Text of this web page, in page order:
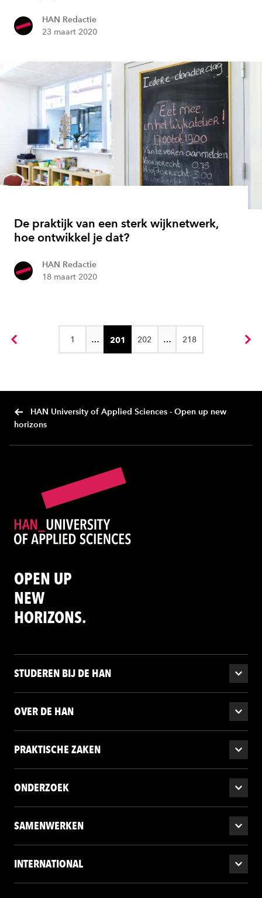
HAN Redactie
23 maart 2020
De praktijk van een sterk wijknetwerk,
hoe ontwikkel je dat?
HAN Redactie
18 maart 2020
1 … 201 202 … 218
HAN University of Applied Sciences - Open up new
horizons
OPEN UP
NEW
HORIZONS.
STUDEREN BIJ DE HAN
OVER DE HAN
PRAKTISCHE ZAKEN
ONDERZOEK
SAMENWERKEN
INTERNATIONAL